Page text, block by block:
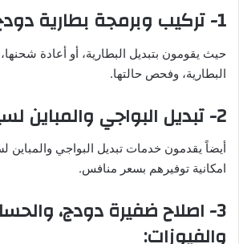
1- تركيب وبرمجة بطارية دودج
حيث يقومون بتبديل البطارية، أو أعادة
البطارية، وفحص حالتها.
2- تبديل البواجي والمباين لسيارات دودج
أيضاً يقدمون خدمات تبديل البواجي والمباين
امكانية توفيرهم بسعر منافس.
3- اصلاح ضفيرة دودج،
والفيوزات: